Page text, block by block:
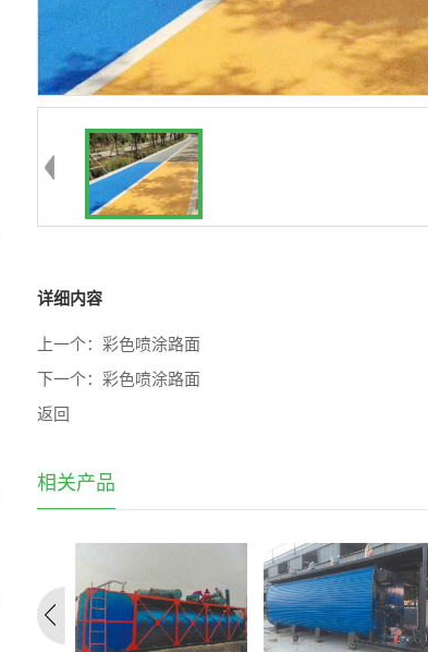
详细内容
上一个： 彩色喷涂路面
下一个： 彩色喷涂路面
返回
相关产品